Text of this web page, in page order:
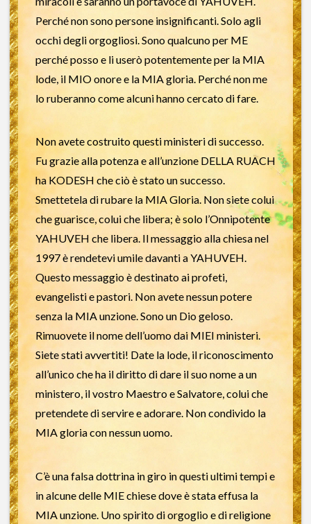
Perché non sono persone insignificanti. Solo agli
occhi degli orgogliosi. Sono qualcuno per ME
perché posso e li userò potentemente per la MIA
lode, il MIO onore e la MIA gloria. Perché non me
lo ruberanno come alcuni hanno cercato di fare.
Non avete costruito questi ministeri di successo.
Fu grazie alla potenza e all’unzione DELLA RUACH
ha KODESH che ciò è stato un successo.
Smettetela di rubare la MIA Gloria. Non siete colui
che guarisce, colui che libera; è solo l’Onnipotente
YAHUVEH che libera. Il messaggio alla chiesa nel
1997 è rendetevi umile davanti a YAHUVEH.
Questo messaggio è destinato ai profeti,
evangelisti e pastori. Non avete nessun potere
senza la MIA unzione. Sono un Dio geloso.
Rimuovete il nome dell’uomo dai MIEI ministeri.
Siete stati avvertiti! Date la lode, il riconoscimento
all’unico che ha il diritto di dare il suo nome a un
ministero, il vostro Maestro e Salvatore, colui che
pretendete di servire e adorare. Non condivido la
MIA gloria con nessun uomo.
C’è una falsa dottrina in giro in questi ultimi tempi e
in alcune delle MIE chiese dove è stata effusa la
MIA unzione. Uno spirito di orgoglio e di religione